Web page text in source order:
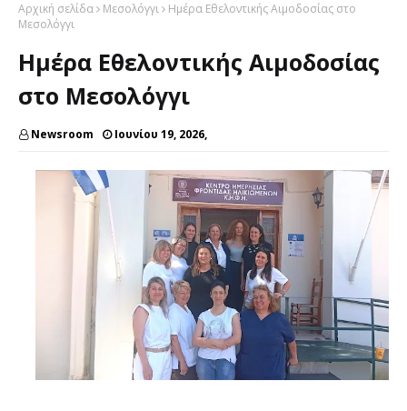
Αρχική σελίδα Μεσολόγγι
Ημέρα Εθελοντικής Αιμοδοσίας στο
Μεσολόγγι
Ημέρα Εθελοντικής Αιμοδοσίας
στο Μεσολόγγι
Newsroom Ιουνίου 19, 2026,